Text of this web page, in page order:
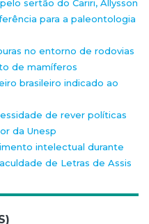
sertão do Cariri, Allysson
para a paleontologia
no entorno de rodovias
de mamíferos
brasileiro indicado ao
de rever políticas
da Unesp
intelectual durante
de Letras de Assis